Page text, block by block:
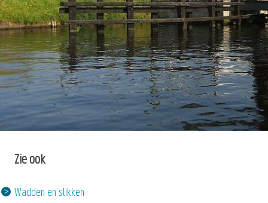
Zie ook
Wadden en slikken